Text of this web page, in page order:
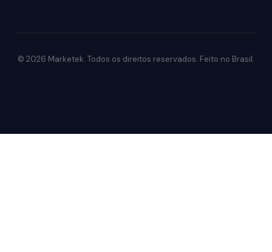
© 2026 Marketek. Todos os direitos reservados. Feito no Brasil.